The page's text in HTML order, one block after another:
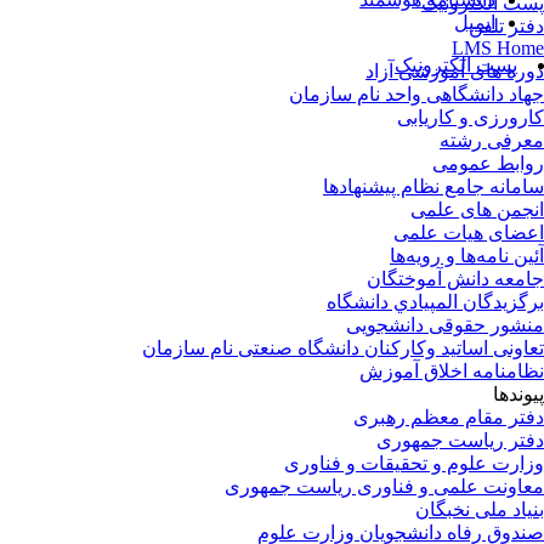
ایمیل
پست الکترونیک
تلفن
LMS
های آموزشی آزاد
دانشگاهی واحد نام سازمان
و کاریابی
رشته
عمومی
جامع نظام پیشنهادها
های علمی
هیات علمی
نامه‌ها و رویه‌ها
دانش آموختگان
المپيادي دانشگاه
حقوقی دانشجویی
اساتید وکارکنان دانشگاه صنعتی نام سازمان
اخلاق آموزش
مقام معظم رهبری
ریاست جمهوری
علوم و تحقیقات و فناوری
علمی و فناوری ریاست جمهوری
ملی نخبگان
رفاه دانشجویان وزارت علوم